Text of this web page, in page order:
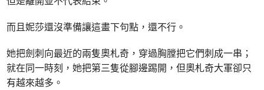
而且妮莎還沒準備讓這畫下句點，還不行。
她把劍刺向最近的兩隻奧札奇，穿過胸膛把它們刺成一串；
就在同一時刻，她把第三隻從腳邊踢開，但奧札奇大軍卻只
有越來越多。